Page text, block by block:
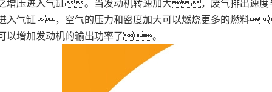
增压进入气缸。当发动机转速加大，废气排出速
入气缸，空气的压力和密度加大可以燃烧更多的燃料
以增加发动机的输出功率了。